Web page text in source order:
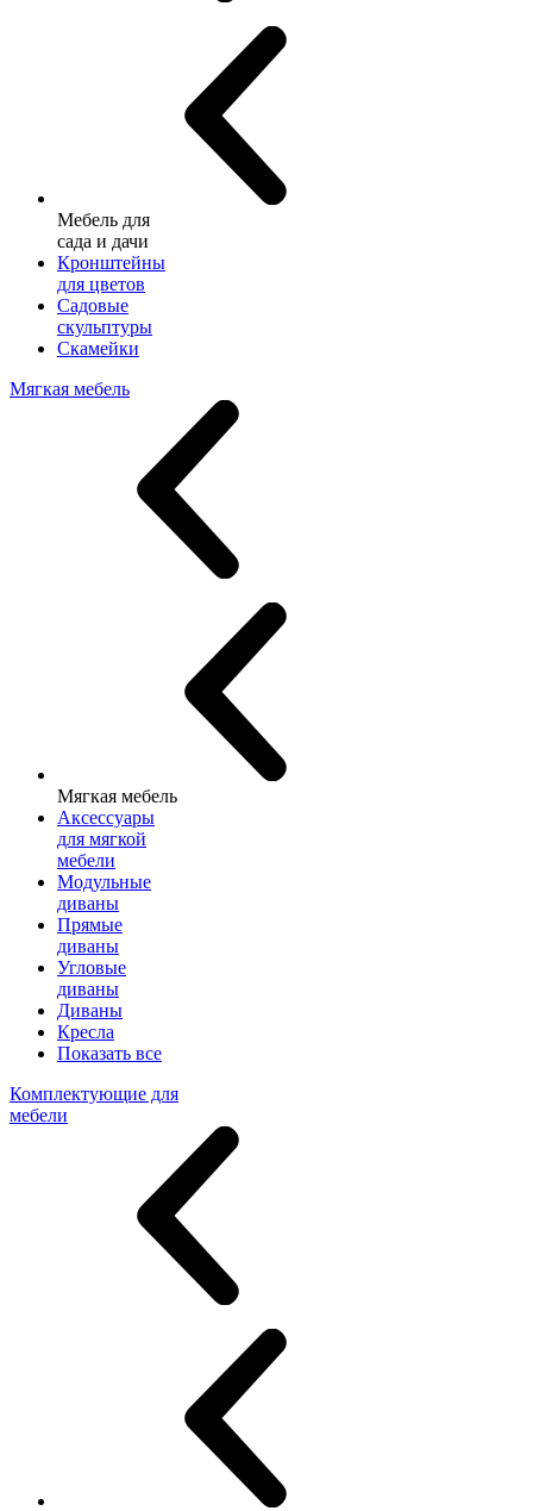
Мебель для
сада и дачи
Кронштейны
для цветов
Садовые
скульптуры
Скамейки
Мягкая мебель
Мягкая мебель
Аксессуары
для мягкой
мебели
Модульные
диваны
Прямые
диваны
Угловые
диваны
Диваны
Кресла
Показать все
Комплектующие для
мебели